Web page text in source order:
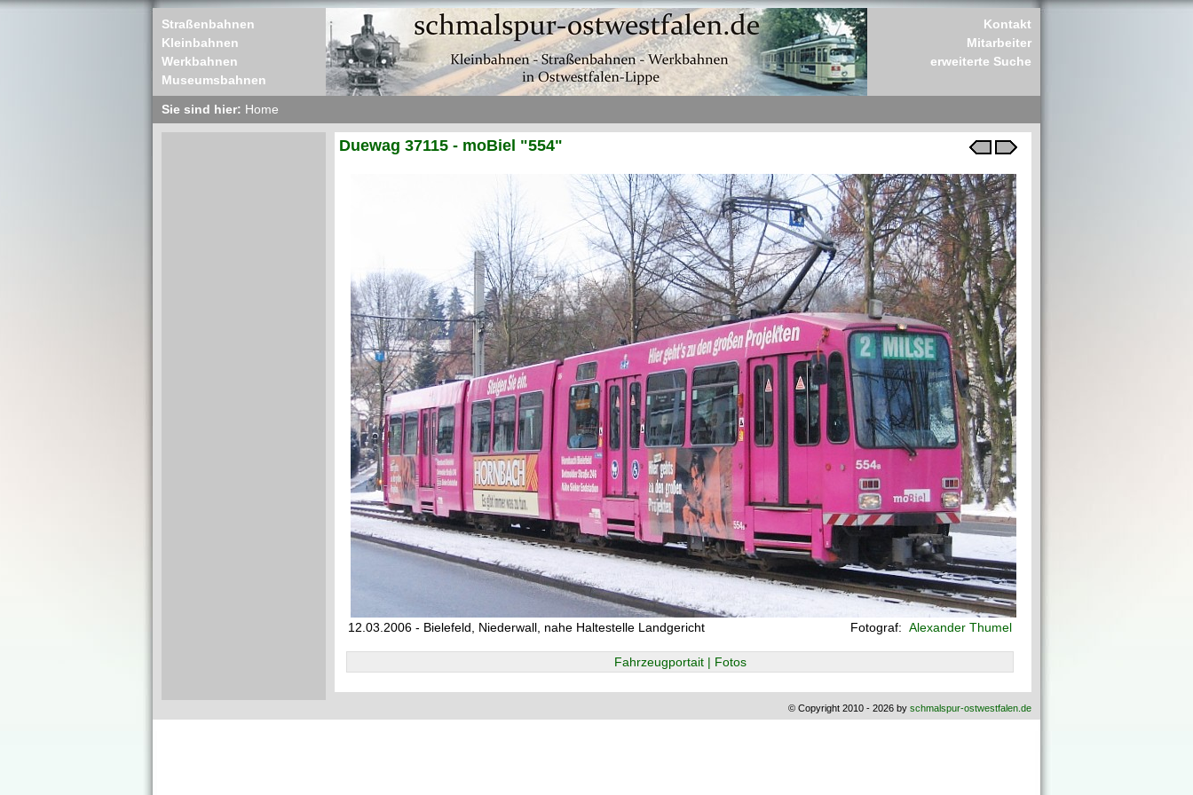
Straßenbahnen
Kleinbahnen
Werkbahnen
Museumsbahnen
Kontakt
Mitarbeiter
erweiterte Suche
Sie sind hier: Home
Duewag 37115 - moBiel "554"
12.03.2006 - Bielefeld, Niederwall, nahe Haltestelle Landgericht Fotograf: Alexander Thumel
Fahrzeugportait | Fotos
© Copyright 2010 - 2026 by schmalspur-ostwestfalen.de